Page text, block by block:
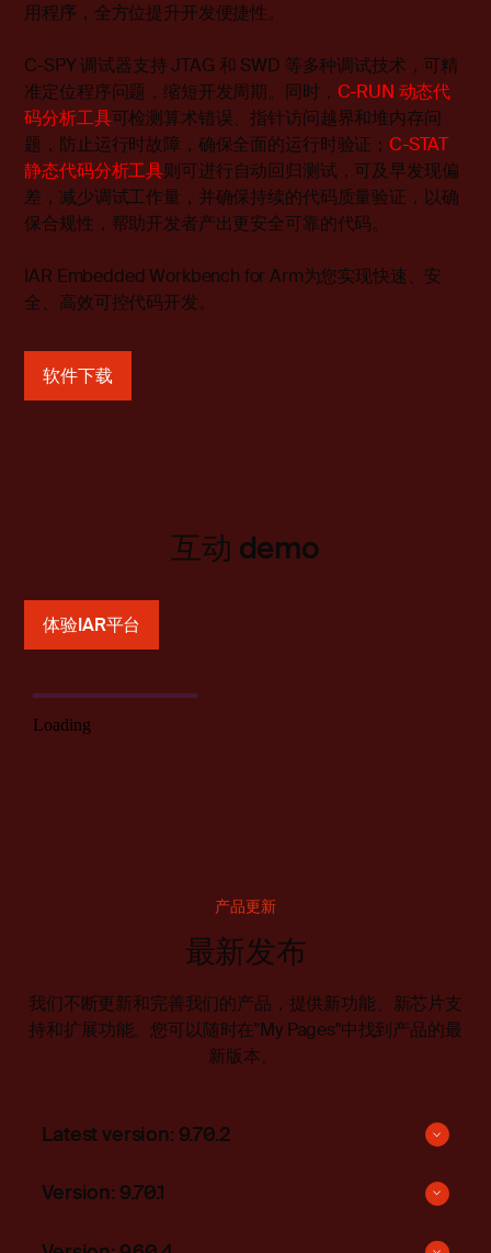
用程序，全方位提升开发便捷性。
C-SPY 调试器支持 JTAG 和 SWD 等多种调试技术，可精
准定位程序问题，缩短开发周期。同时， C-RUN 动态代
码分析工具可检测算术错误、指针访问越界和堆内存问
题，防止运行时故障，确保全面的运行时验证；C-STAT
静态代码分析工具则可进行自动回归测试，可及早发现偏
差，减少调试工作量，并确保持续的代码质量验证，以确
保合规性，帮助开发者产出更安全可靠的代码。
IAR Embedded Workbench for Arm为您实现快速、安
全、高效可控代码开发。
软件下载
互动 demo
体验IAR平台
产品更新
最新发布
我们不断更新和完善我们的产品，提供新功能、新芯片支
持和扩展功能。您可以随时在"My Pages"中找到产品的最
新版本。
Latest version: 9.70.2
Version: 9.70.1